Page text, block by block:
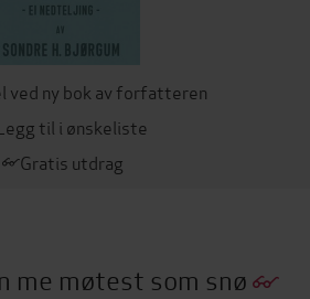
ved ny bok av forfatteren
til i ønskeliste
Gratis utdrag
me møtest som snø